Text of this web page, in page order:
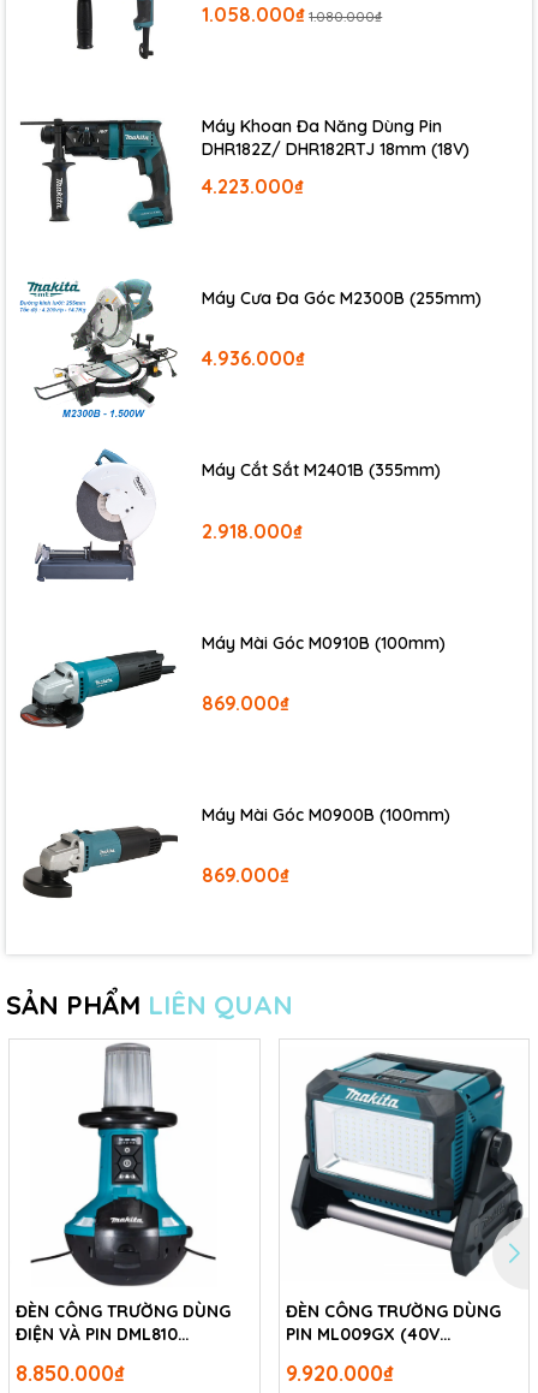
1.058.000₫ 1.080.000₫
Máy Khoan Đa Năng Dùng Pin
DHR182Z/ DHR182RTJ 18mm (18V)
4.223.000₫
Máy Cưa Đa Góc M2300B (255mm)
4.936.000₫
Máy Cắt Sắt M2401B (355mm)
2.918.000₫
Máy Mài Góc M0910B (100mm)
869.000₫
Máy Mài Góc M0900B (100mm)
869.000₫
SẢN PHẨM LIÊN QUAN
ĐÈN CÔNG TRƯỜNG DÙNG
ĐIỆN VÀ PIN DML810
pin sạc
8.850.000₫
ĐÈN CÔNG TRƯỜNG DÙNG
PIN ML009GX (40V
pin sạc
9.920.000₫